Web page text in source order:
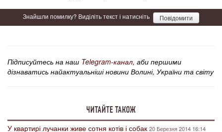
Знайшли помилку? Виділіть текст і натисніть Повідомити
Підписуйтесь на наш Telegram-канал, аби першими
дізнаватись найактуальніші новини Волині, України та світу
ЧИТАЙТЕ ТАКОЖ
У квартирі лучанки живе сотня котів і собак 20 Березня 2014 16:14